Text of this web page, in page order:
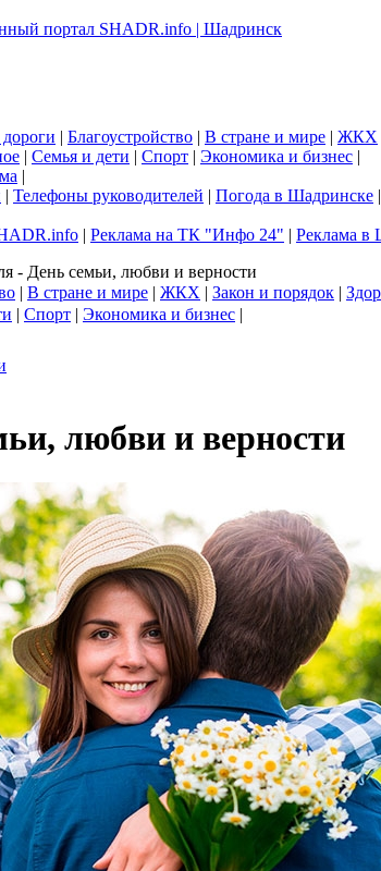
| Благоустройство | В стране и мире | ЖКХ
| Семья и дети | Спорт | Экономика и бизнес |
|
| Телефоны руководителей | Погода в Шадринске |
| Реклама на ТК "Инфо 24" | Реклама в
- День семьи, любви и верности
| В стране и мире | ЖКХ | Закон и порядок |
| Спорт | Экономика и бизнес |
любви и верности